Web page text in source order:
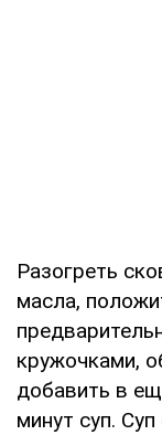
Разогреть
масла,
кружочками,
добавить в
минут суп.